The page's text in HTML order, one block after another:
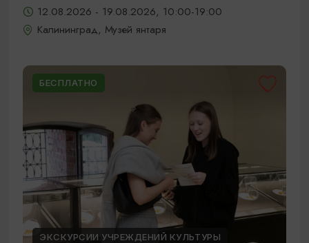
12.08.2026 - 19.08.2026, 10:00-19:00
Калининград, Музей янтаря
БЕСПЛАТНО
ЭКСКУРСИИ УЧРЕЖДЕНИЙ КУЛЬТУРЫ